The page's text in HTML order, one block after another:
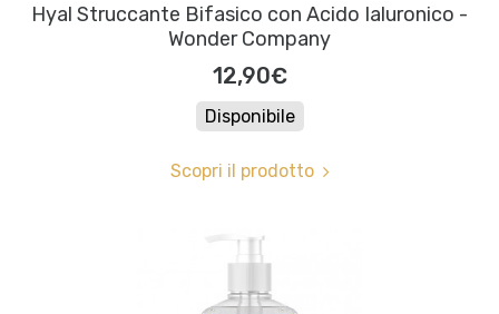
Hyal Struccante Bifasico con Acido Ialuronico -
Wonder Company
12,90€
Disponibile
Scopri il prodotto